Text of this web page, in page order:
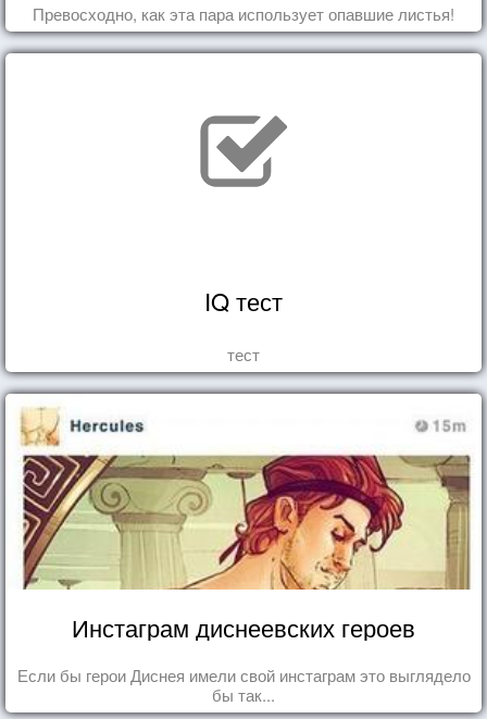
Превосходно, как эта пара использует опавшие листья!
IQ тест
тест
Инстаграм диснеевских героев
Если бы герои Диснея имели свой инстаграм это выглядело
бы так...